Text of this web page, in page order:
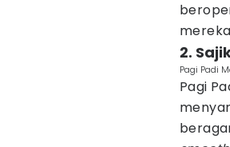
2.
Pagi Padi
Pagi